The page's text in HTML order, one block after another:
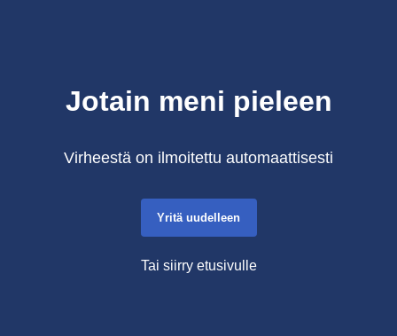
Jotain meni pieleen
Virheestä on ilmoitettu automaattisesti
Yritä uudelleen
Tai siirry etusivulle